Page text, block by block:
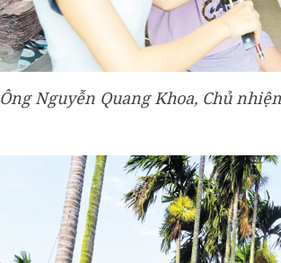
Ông Nguyễn Quang Khoa, Chủ